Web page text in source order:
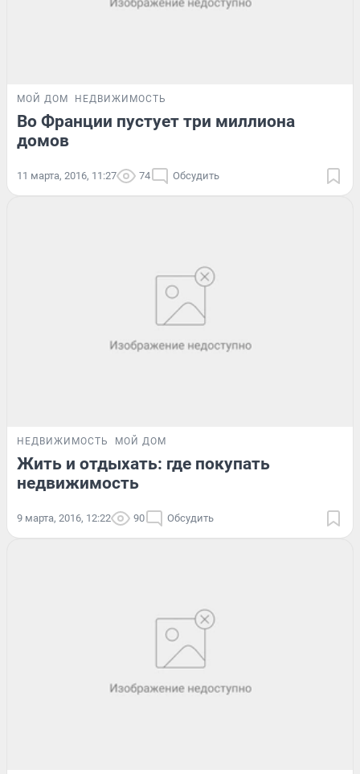
МОЙ ДОМ НЕДВИЖИМОСТЬ
Во Франции пустует три миллиона
домов
11 марта, 2016, 11:27 74 Обсудить
НЕДВИЖИМОСТЬ МОЙ ДОМ
Жить и отдыхать: где покупать
недвижимость
9 марта, 2016, 12:22 90 Обсудить